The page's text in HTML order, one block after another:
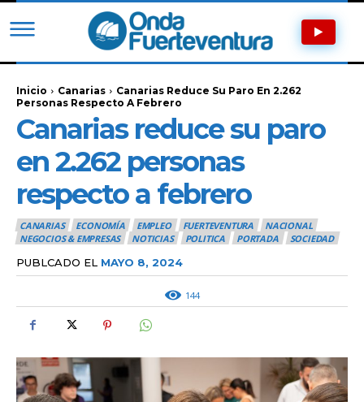
Inicio Canarias
Canarias Reduce Su Paro En 2.262
Personas Respecto A Febrero
Canarias reduce su paro
en 2.262 personas
respecto a febrero
CANARIAS ECONOMÍA EMPLEO FUERTEVENTURA
NACIONAL
NEGOCIOS & EMPRESAS
NOTICIAS POLITICA PORTADA SOCIEDAD
PUBLCADO EL MAYO 8, 2024
144